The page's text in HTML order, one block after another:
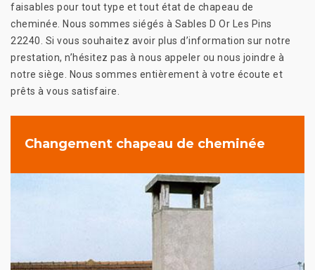
faisables pour tout type et tout état de chapeau de
cheminée. Nous sommes siégés à Sables D Or Les Pins
22240. Si vous souhaitez avoir plus d’information sur notre
prestation, n’hésitez pas à nous appeler ou nous joindre à
notre siège. Nous sommes entièrement à votre écoute et
prêts à vous satisfaire.
Changement chapeau de cheminée